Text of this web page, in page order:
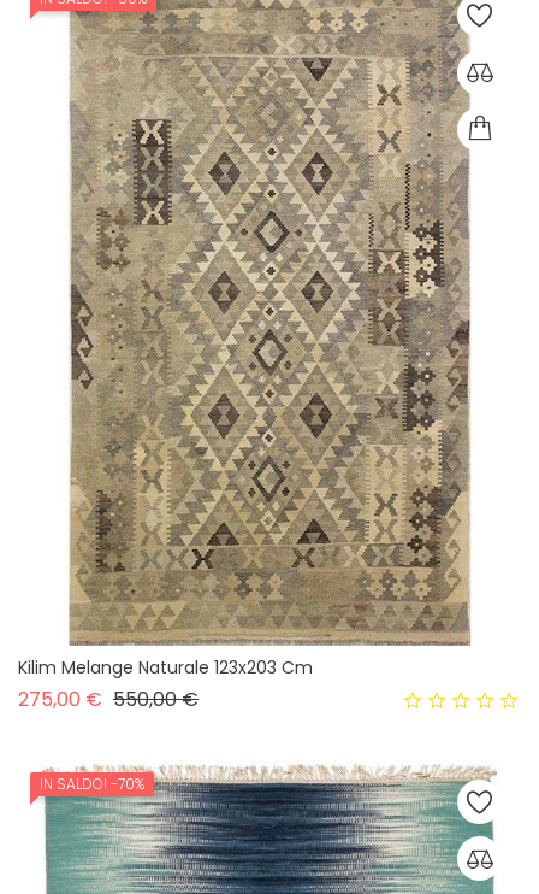
Kilim Melange Naturale 123x203 Cm
275,00 € Prezzo base
550,00 €Prezzo
IN SALDO! -70%